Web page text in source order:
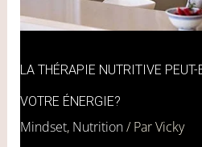
LA THÉRAPIE NUTRITIVE
VOTRE ÉNERGIE?
Mindset, Nutrition/ ParVicky